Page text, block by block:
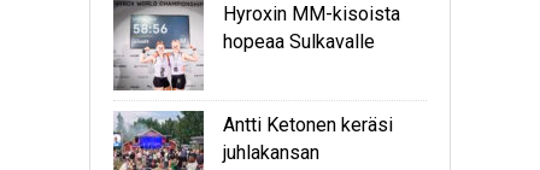
Hyroxin MM-kisoista
hopeaa Sulkavalle
Antti Ketonen keräsi
juhlakansan